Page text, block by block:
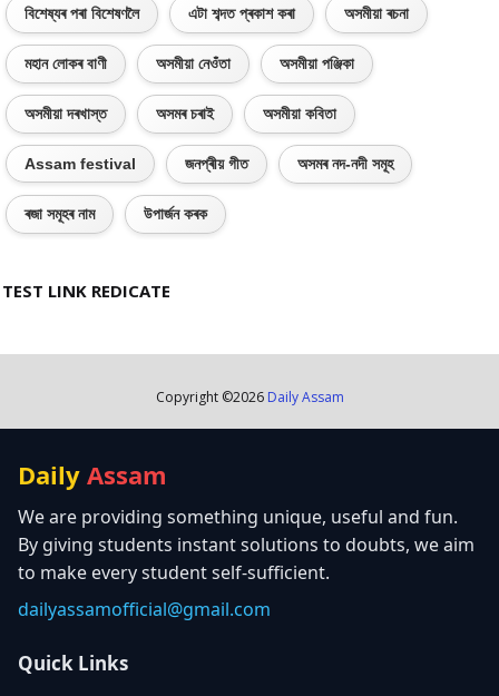
বিশেষ্যৰ পৰা বিশেষণলৈ এটা শব্দত প্ৰকাশ কৰা অসমীয়া ৰচনা
মহান লোকৰ বাণী অসমীয়া নেওঁতা অসমীয়া পঞ্জিকা
অসমীয়া দৰখাস্ত অসমৰ চৰাই অসমীয়া কবিতা
Assam festival জনপ্ৰীয় গীত অসমৰ নদ-নদী সমূহ
ৰজা সমূহৰ নাম উপাৰ্জন কৰক
TEST LINK REDICATE
Copyright ©2026 Daily Assam
Daily Assam
We are providing something unique, useful and fun.
By giving students instant solutions to doubts, we aim
to make every student self-sufficient.
dailyassamofficial@gmail.com
Quick Links